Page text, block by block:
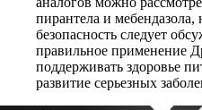
пирантела и
безопасность следует
правильное применение
поддерживать здоровье
развитие серьезных